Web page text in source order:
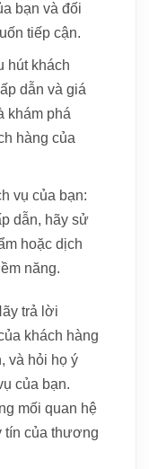
bạn và đối
tiếp cận.
hút khách
dẫn và giá
khám phá
hàng của
vụ của bạn:
dẫn, hãy sử
hoặc dịch
năng.
trả lời
khách hàng
và hỏi họ ý
của bạn.
mối quan hệ
tín của thương